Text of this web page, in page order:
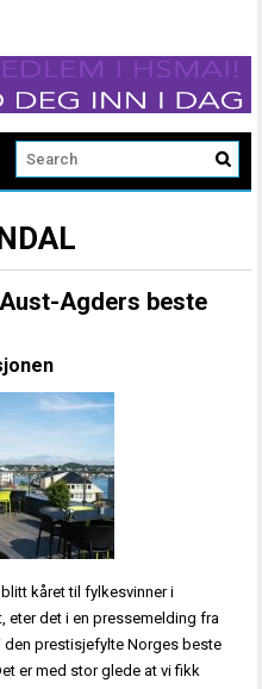
Agders beste
kåret til fylkesvinner i
eter det i en pressemelding fra
den prestisjefylte Norges beste
er med stor glede at vi fikk